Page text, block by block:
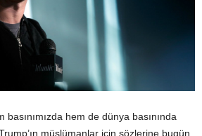
hem de dünya basınında
müslümanlar için sözlerine bugün